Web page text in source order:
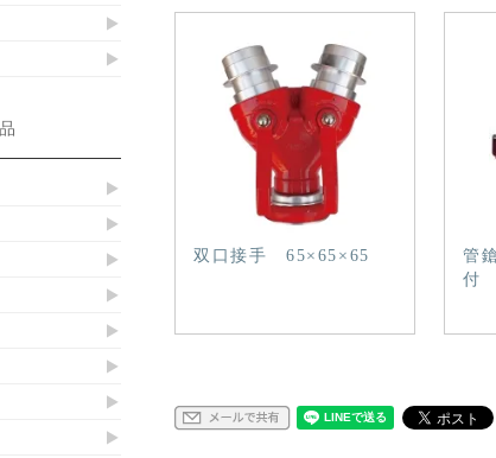
双口接手 65×65×65
管
付